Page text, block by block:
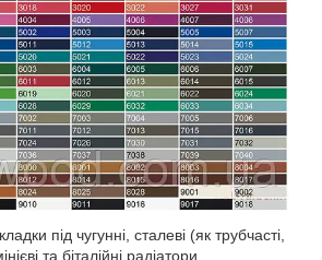
під чугунні, сталеві (як трубчасті,
та біталійні радіатори.